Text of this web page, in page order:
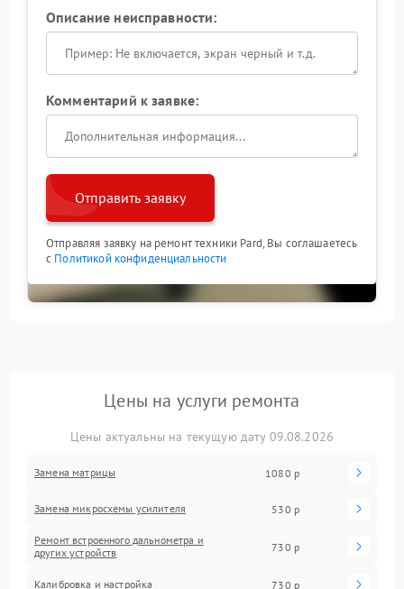
Описание неисправности:
Комментарий к заявке:
Отправить заявку
Отправляя заявку на ремонт техники Pard, Вы соглашаетесь
с Политикой конфиденциальности
Цены на услуги ремонта
Цены актуальны на текущую дату 09.08.2026
Замена матрицы 1080 р
Замена микросхемы усилителя 530 р
Ремонт встроенного дальнометра и
других устройств
730 р
Калибровка и настройка 730 р